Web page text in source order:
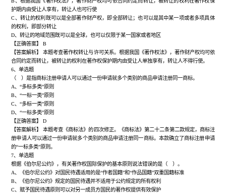
护期内由受让人享有，转让人也可行使
C、转让的权利既可以是全部著作财产权，即全部转让；也可以是其中某一项或者多项具体
的权利，即部分转让
D、转让的地域范围既可以是全球，也可以仅限于某一国家或者地区
【正确答案】
B
【答案解析】
本题考查著作权转让与许可关系。根据我国《著作权法》，著作财产权均可依
合同约定而转让，被转让的权利在著作权保护期内由受让人单独享有，转让人不得行使。
6、单选题
（ ）是指商标注册申请人可以通过一份申请就多个类别的商品申请注册同一商标。
A、“多标多类”原则
B、“一标一类”原则
C、“多标一类”原则
D、“一标多类”原则
【正确答案】
D
【答案解析】
本题考查《商标法》的四次修正。《商标法》第二十二条第二款规定，商标注
册申请人可以通过一份申请就多个类别的商品申请注册同一商标。本款确立了商标注册申请
的“一标多类”原则。
7、单选题
根据《伯尔尼公约》，有关著作权国际保护的基本原则说法错误的是（ ）。
A、《伯尔尼公约》对国民待遇适用的是“作者国籍”和“作品国籍”双重国籍标准
B、《伯尔尼公约》规定的国民待遇并不适用于公约规定的所有权利
C、赋予国民待遇原则可以对另一成员方国民的著作权提供有效保护